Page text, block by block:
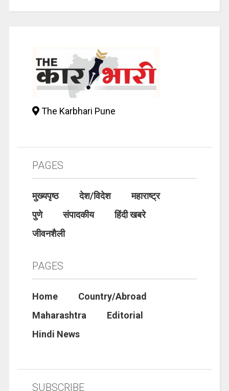
The Karbhari Pune
PAGES
मुख्यपृष्ठ देश/विदेश
महाराष्ट्र
पुणे
संपादकीय
हिंदी खबरे
जीवनशैली
PAGES
Home
Country/Abroad
Maharashtra
Editorial
Hindi News
SUBSCRIBE